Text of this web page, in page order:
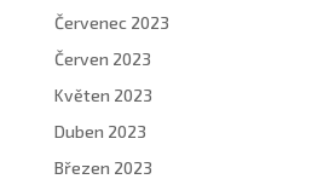
Červenec 2023
Červen 2023
Květen 2023
Duben 2023
Březen 2023